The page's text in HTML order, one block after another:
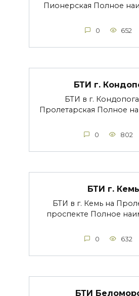
Пионерская Полное
0 652
БТИ г.
БТИ в г. Кондопога
Пролетарская Полное
0 802
БТИ г. Кемь
БТИ в г. Кемь на
проспекте Полное
0 632
БТИ